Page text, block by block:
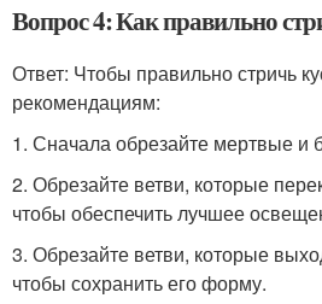
Вопрос 4: Как правильно
Ответ: Чтобы правильно стричь
рекомендациям:
1. Сначала обрезайте мертвые и
2. Обрезайте ветви, которые
чтобы обеспечить лучшее
3. Обрезайте ветви, которые
чтобы сохранить его форму.